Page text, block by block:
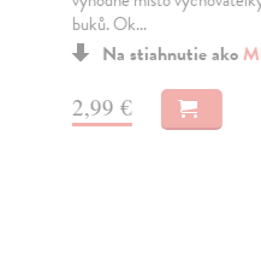
buků. Ok...
Na stiahnutie ako
2,99 €